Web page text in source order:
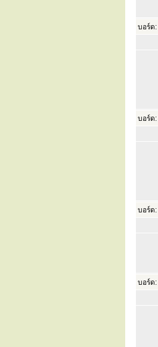
บอร์ด:
บอร์ด:
บอร์ด:
บอร์ด: